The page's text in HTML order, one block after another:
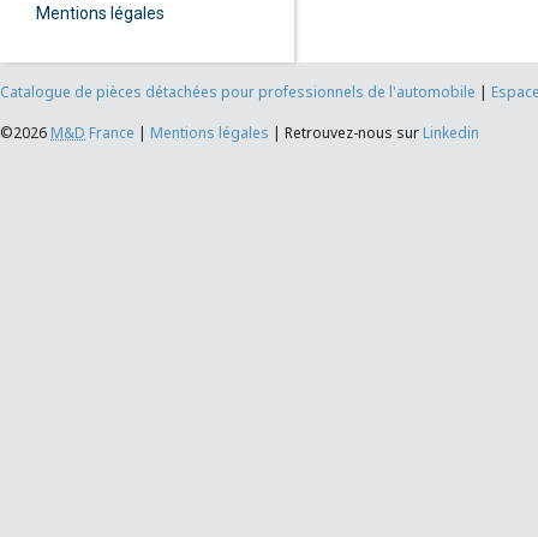
Mentions légales
Catalogue de pièces détachées pour professionnels de l'automobile |
©2026 M&D France | Mentions légales | Retrouvez-nous sur Linkedin